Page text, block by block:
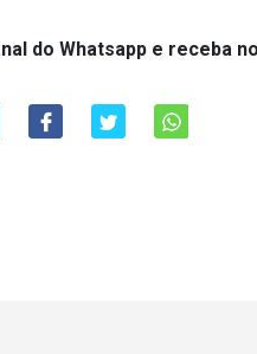
do Whatsapp e receba